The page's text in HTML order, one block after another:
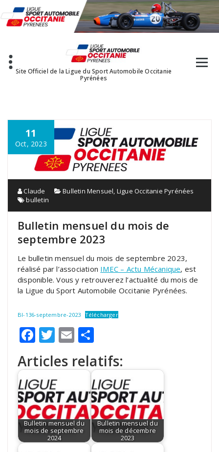
au
contenu
Site Officiel de la Ligue du Sport Automobile Occitanie
Pyrénées
11
Oct, 2023
Claude Bulletin Mensuel Ligue Occitanie Pyrénées
bulletin
Bulletin mensuel du mois de
septembre 2023
Le bulletin mensuel du mois de septembre 2023,
réalisé par l’association IMEC – Actu Mécanique, est
disponible. Vous y retrouverez l’actualité du mois de
la Ligue du Sport Automobile Occitanie Pyrénées.
BI-136-septembre-2023 Télécharger
Facebook
Twitter
Email
Articles relatifs:
Bulletin mensuel du
mois de septembre
2024
Bulletin mensuel du
mois de décembre
2023